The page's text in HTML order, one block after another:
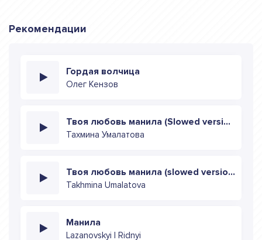
Рекомендации
Гордая волчица
Олег Кензов
Твоя любовь манила (Slowed version)
Тахмина Умалатова
Твоя любовь манила (slowed version)
Takhmina Umalatova
Манила
Lazanovskyi I Ridnyi